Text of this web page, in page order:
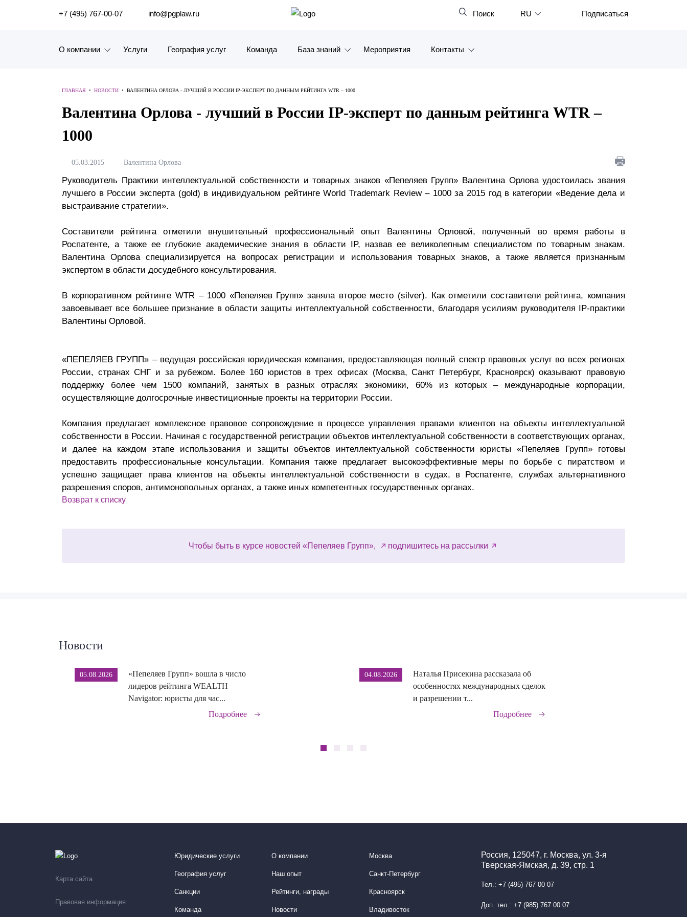
ПОИСК ПО САЙТУ Закрыть
+7 (495) 767-00-07 info@pgplaw.ru Поиск RU
Italiano
Português
Подписаться
О компании
Карьера
Почему «Пепеляев Групп»?
Обращение Управляющего
Партнера
Социальная
ответственность
Услуги География услуг Команда База знаний
Журналы
Презентации экспертов
Брошюры
Мероприятия Контакты
ОАЭ
Китай
ГЛАВНАЯ • НОВОСТИ • ВАЛЕНТИНА ОРЛОВА - ЛУЧШИЙ В РОССИИ IP-ЭКСПЕРТ ПО ДАННЫМ РЕЙТИНГА WTR – 1000
Валентина Орлова - лучший в России IP-эксперт по данным рейтинга WTR –
1000
05.03.2015 Валентина Орлова
Руководитель Практики интеллектуальной собственности и товарных знаков «Пепеляев Групп» Валентина Орлова удостоилась звания
лучшего в России эксперта (gold) в индивидуальном рейтинге World Trademark Review – 1000 за 2015 год в категории «Ведение дела и
выстраивание стратегии».
Составители рейтинга отметили внушительный профессиональный опыт Валентины Орловой, полученный во время работы в
Роспатенте, а также ее глубокие академические знания в области IP, назвав ее великолепным специалистом по товарным знакам.
Валентина Орлова специализируется на вопросах регистрации и использования товарных знаков, а также является признанным
экспертом в области досудебного консультирования.
В корпоративном рейтинге WTR – 1000 «Пепеляев Групп» заняла второе место (silver). Как отметили составители рейтинга, компания
завоевывает все большее признание в области защиты интеллектуальной собственности, благодаря усилиям руководителя IP-практики
Валентины Орловой.
«ПЕПЕЛЯЕВ ГРУПП» – ведущая российская юридическая компания, предоставляющая полный спектр правовых услуг во всех регионах
России, странах СНГ и за рубежом. Более 160 юристов в трех офисах (Москва, Санкт Петербург, Красноярск) оказывают правовую
поддержку более чем 1500 компаний, занятых в разных отраслях экономики, 60% из которых – международные корпорации,
осуществляющие долгосрочные инвестиционные проекты на территории России.
Компания предлагает комплексное правовое сопровождение в процессе управления правами клиентов на объекты интеллектуальной
собственности в России. Начиная с государственной регистрации объектов интеллектуальной собственности в соответствующих органах,
и далее на каждом этапе использования и защиты объектов интеллектуальной собственности юристы «Пепеляев Групп» готовы
предоставить профессиональные консультации. Компания также предлагает высокоэффективные меры по борьбе с пиратством и
успешно защищает права клиентов на объекты интеллектуальной собственности в судах, в Роспатенте, службах альтернативного
разрешения споров, антимонопольных органах, а также иных компетентных государственных органах.
Возврат к списку
Чтобы быть в курсе новостей «Пепеляев Групп», подпишитесь на рассылки
Новости
05.08.2026
«Пепеляев Групп» вошла в число
лидеров рейтинга WEALTH
Navigator: юристы для час...
Подробнее
04.08.2026
Наталья Присекина рассказала об
особенностях международных сделок
и разрешении т...
Подробнее
Карта сайта
Правовая информация
Юридические услуги
География услуг
Санкции
Команда
О компании
Наш опыт
Рейтинги, награды
Новости
Москва
Санкт-Петербург
Красноярск
Владивосток
Россия, 125047, г. Москва, ул. 3-я
Тверская-Ямская, д. 39, стр. 1
Тел.: +7 (495) 767 00 07
Доп. тел.: +7 (985) 767 00 07